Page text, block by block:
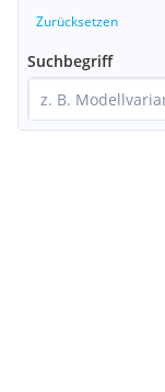
Zurücksetzen
Suchbegriff